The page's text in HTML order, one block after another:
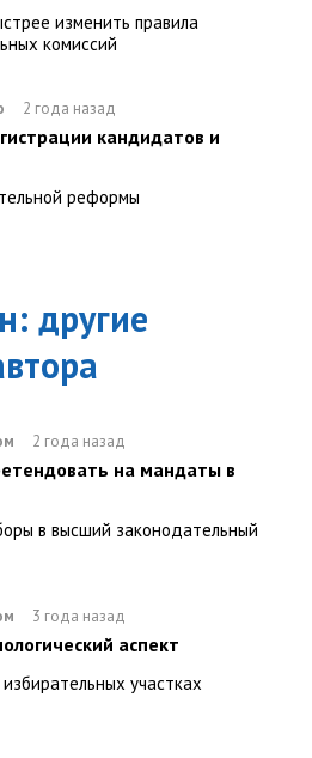
изменить правила
комиссий
2 года назад
кандидатов и
реформы
: другие
2 года назад
на мандаты в
в высший законодательный
3 года назад
аспект
участках